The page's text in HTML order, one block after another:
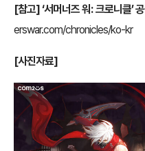
[참고] ‘서머너즈 워: 크로니클’
erswar.com/chronicles/ko-kr
[사진자료]